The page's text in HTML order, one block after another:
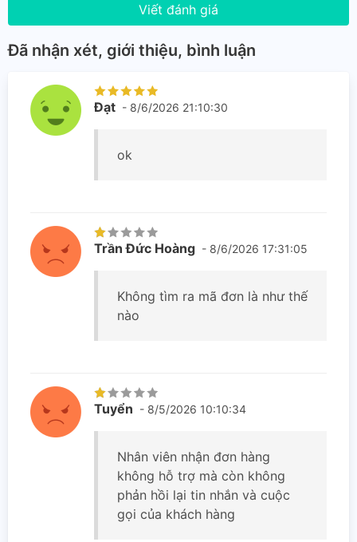
Viết đánh giá
Đã nhận xét, giới thiệu, bình luận
Đạt - 8/6/2026 21:10:30
ok
Trần Đức Hoàng - 8/6/2026 17:31:05
Không tìm ra mã đơn là như thế
nào
Tuyển - 8/5/2026 10:10:34
Nhân viên nhận đơn hàng
không hỗ trợ mà còn không
phản hồi lại tin nhắn và cuộc
gọi của khách hàng